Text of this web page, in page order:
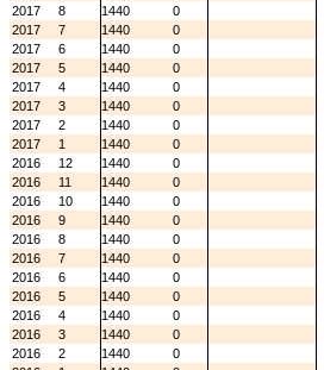
2017
8 1440
0
2017
7 1440
0
2017
6 1440
0
2017
5 1440
0
2017
4 1440
0
2017
3 1440
0
2017
2 1440
0
2017
1 1440
0
2016
12 1440
0
2016
11 1440
0
2016
10 1440
0
2016
9 1440
0
2016
8 1440
0
2016
7 1440
0
2016
6 1440
0
2016
5 1440
0
2016
4 1440
0
2016
3 1440
0
2016
2 1440
0